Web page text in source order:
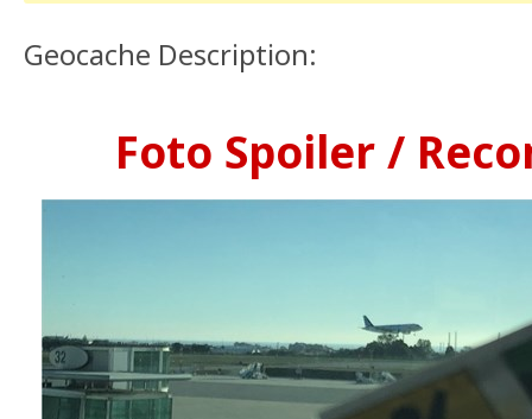
Geocache Description:
Foto Spoiler /